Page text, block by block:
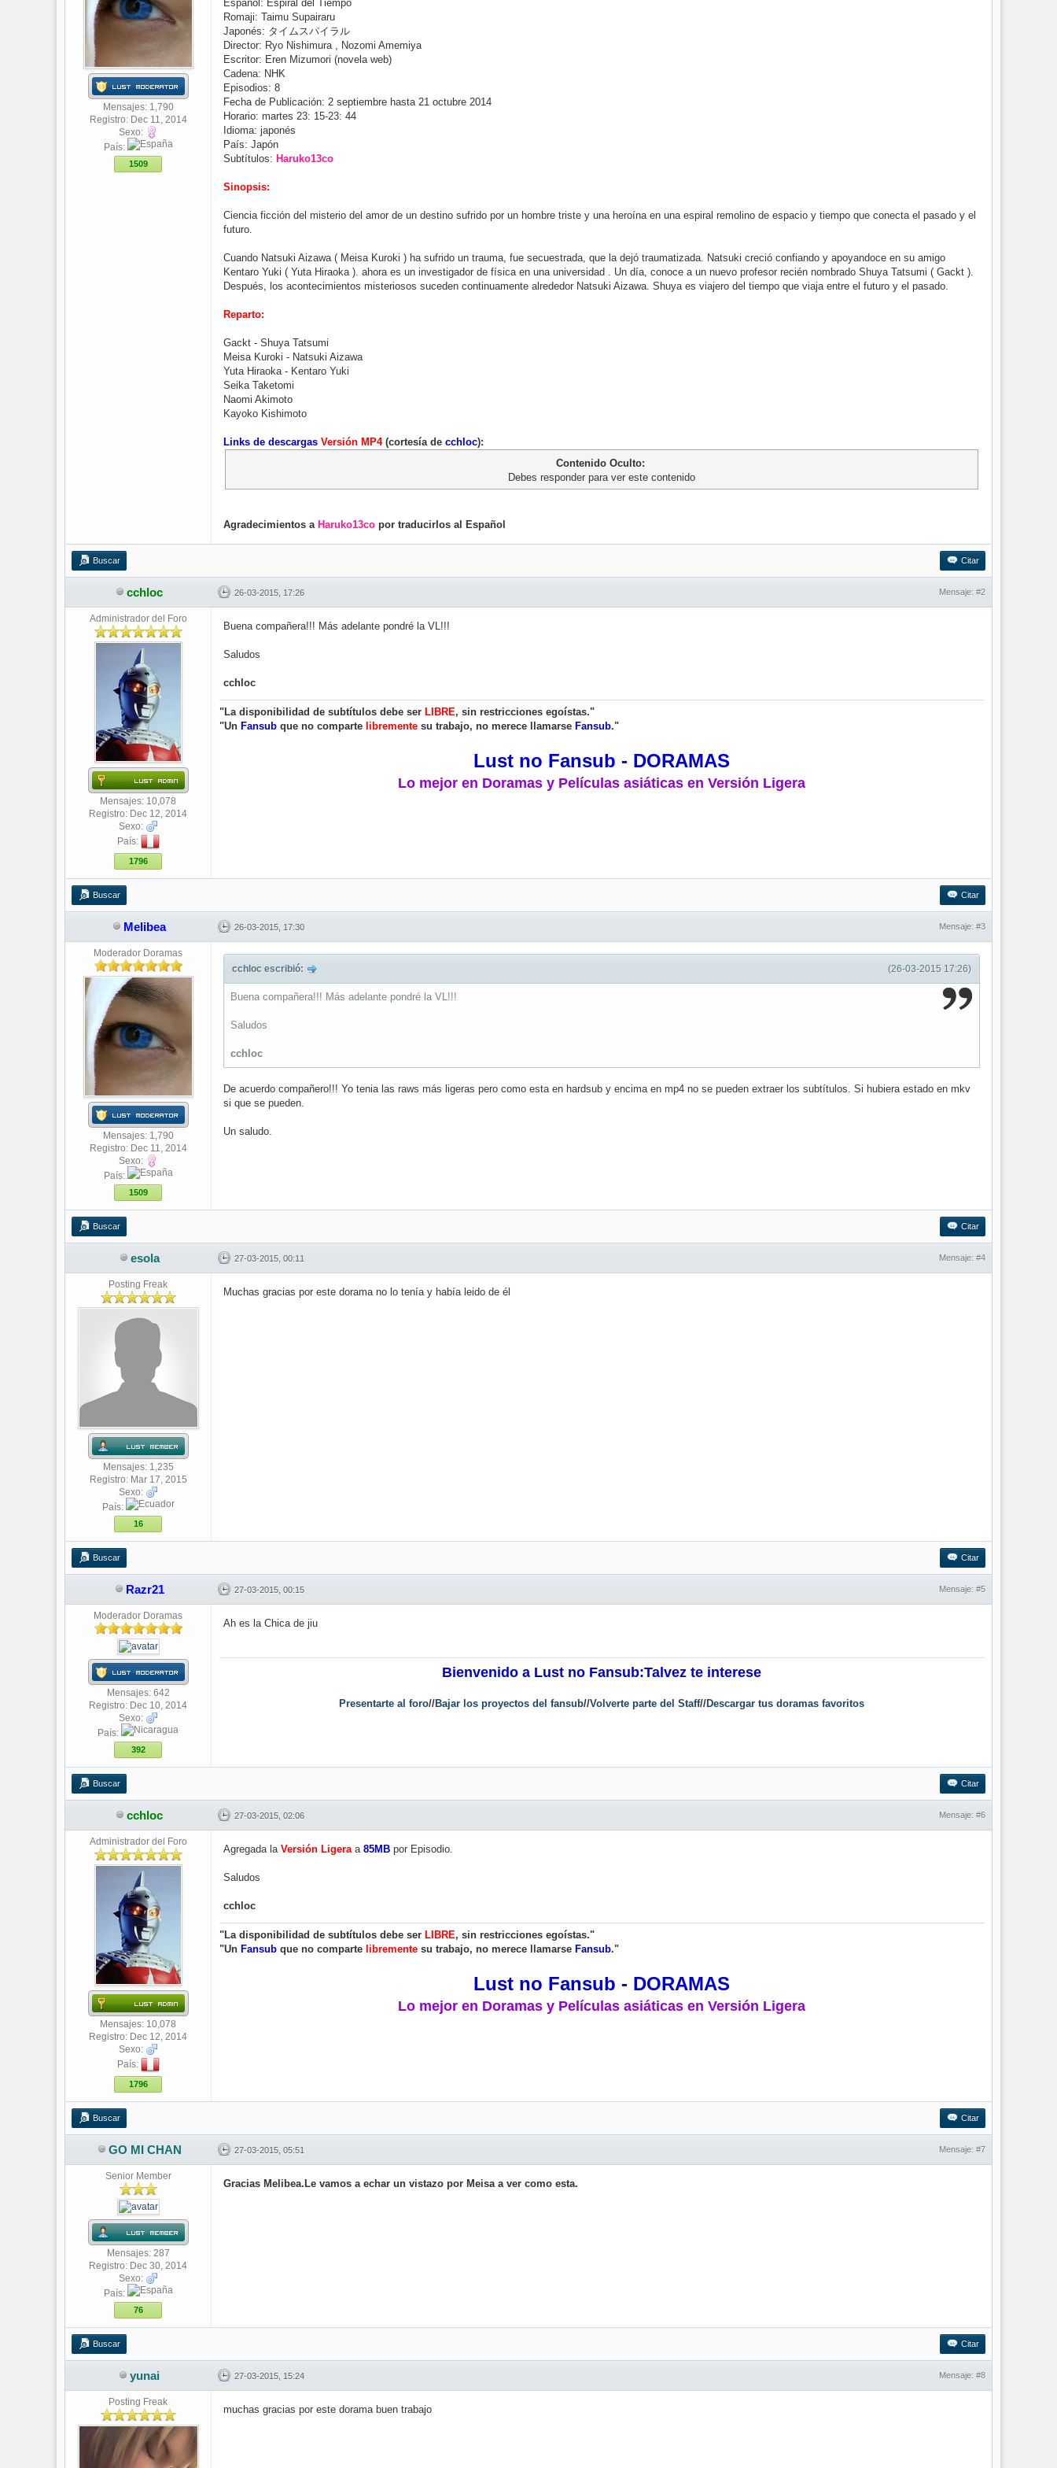
Mensajes: 1,790
Registro: Dec 11, 2014
Sexo:
País:
1509
Español: Espiral del Tiempo
Romaji: Taimu Supairaru
Japonés: タイムスパイラル
Director: Ryo Nishimura , Nozomi Amemiya
Escritor: Eren Mizumori (novela web)
Cadena: NHK
Episodios: 8
Fecha de Publicación: 2 septiembre hasta 21 octubre 2014
Horario: martes 23: 15-23: 44
Idioma: japonés
País: Japón
Subtítulos: Haruko13co
Sinopsis:
Ciencia ficción del misterio del amor de un destino sufrido por un hombre triste y una heroína en una espiral remolino de espacio y tiempo que conecta el pasado y el
futuro.
Cuando Natsuki Aizawa ( Meisa Kuroki ) ha sufrido un trauma, fue secuestrada, que la dejó traumatizada. Natsuki creció confiando y apoyandoce en su amigo
Kentaro Yuki ( Yuta Hiraoka ). ahora es un investigador de física en una universidad . Un día, conoce a un nuevo profesor recién nombrado Shuya Tatsumi ( Gackt ).
Después, los acontecimientos misteriosos suceden continuamente alrededor Natsuki Aizawa. Shuya es viajero del tiempo que viaja entre el futuro y el pasado.
Reparto:
Gackt - Shuya Tatsumi
Meisa Kuroki - Natsuki Aizawa
Yuta Hiraoka - Kentaro Yuki
Seika Taketomi
Naomi Akimoto
Kayoko Kishimoto
Links de descargas Versión MP4(cortesía de cchloc):
Contenido Oculto:
Debes responder para ver este contenido
Agradecimientos a Haruko13co por traducirlos al Español
Buscar Citar
cchloc 26-03-2015, 17:26 Mensaje: #2
Administrador del Foro
Mensajes: 10,078
Registro: Dec 12, 2014
Sexo:
País:
1796
Buena compañera!!! Más adelante pondré la VL!!!
Saludos
cchloc
"La disponibilidad de subtítulos debe ser LIBRE, sin restricciones egoístas."
"Un Fansub que no comparte libremente su trabajo, no merece llamarse Fansub."
Lust no Fansub - DORAMAS
Lo mejor en Doramas y Películas asiáticas en Versión Ligera
Buscar Citar
Melibea 26-03-2015, 17:30 Mensaje: #3
Moderador Doramas
Mensajes: 1,790
Registro: Dec 11, 2014
Sexo:
País:
1509
(26-03-2015 17:26)
cchloc escribió:
Buena compañera!!! Más adelante pondré la VL!!!
Saludos
cchloc
De acuerdo compañero!!! Yo tenia las raws más ligeras pero como esta en hardsub y encima en mp4 no se pueden extraer los subtítulos. Si hubiera estado en mkv
si que se pueden.
Un saludo.
Buscar Citar
esola 27-03-2015, 00:11 Mensaje: #4
Posting Freak
Mensajes: 1,235
Registro: Mar 17, 2015
Sexo:
País:
16
Muchas gracias por este dorama no lo tenía y había leido de él
Buscar Citar
Razr21 27-03-2015, 00:15 Mensaje: #5
Moderador Doramas
Mensajes: 642
Registro: Dec 10, 2014
Sexo:
País:
392
Ah es la Chica de jiu
Bienvenido a Lust no Fansub:Talvez te interese
Presentarte al foro//Bajar los proyectos del fansub//Volverte parte del Staff//Descargar tus doramas favoritos
Buscar Citar
cchloc 27-03-2015, 02:06 Mensaje: #6
Administrador del Foro
Mensajes: 10,078
Registro: Dec 12, 2014
Sexo:
País:
1796
Agregada la Versión Ligeraa 85MB por Episodio.
Saludos
cchloc
"La disponibilidad de subtítulos debe ser LIBRE, sin restricciones egoístas."
"Un Fansub que no comparte libremente su trabajo, no merece llamarse Fansub."
Lust no Fansub - DORAMAS
Lo mejor en Doramas y Películas asiáticas en Versión Ligera
Buscar Citar
GO MI CHAN 27-03-2015, 05:51 Mensaje: #7
Senior Member
Mensajes: 287
Registro: Dec 30, 2014
Sexo:
País:
76
Gracias Melibea.Le vamos a echar un vistazo por Meisa a ver como esta.
Buscar Citar
yunai 27-03-2015, 15:24 Mensaje: #8
Posting Freak
muchas gracias por este dorama buen trabajo